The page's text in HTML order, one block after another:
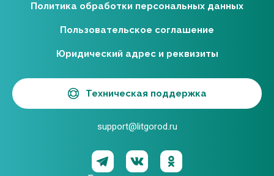
Политика обработки персональных данных
Пользовательское соглашение
Юридический адрес и реквизиты
Техническая поддержка
support@litgorod.ru